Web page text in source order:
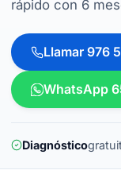
rápido con 6
Llamar 976
WhatsApp
Diagnóstico